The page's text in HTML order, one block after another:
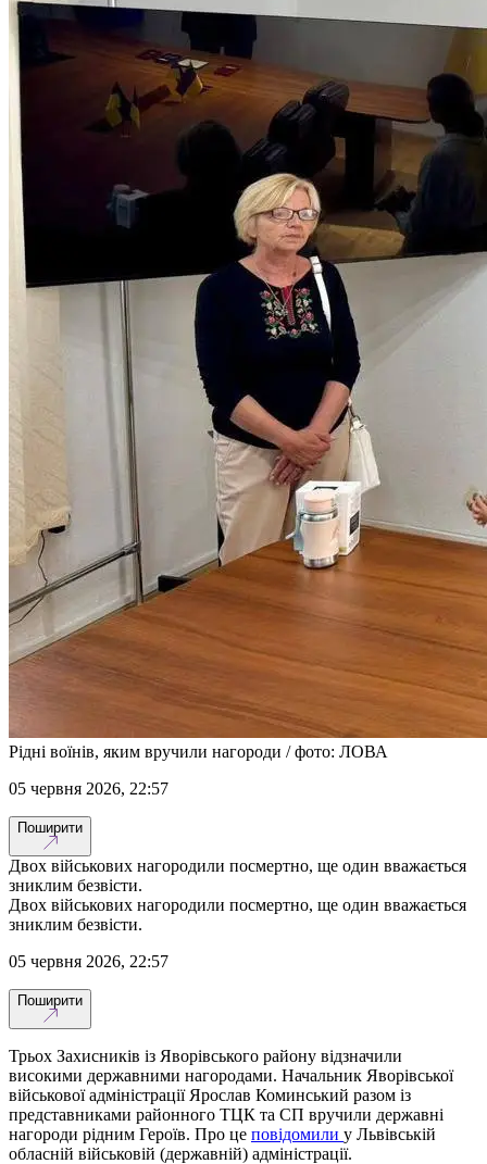
Рідні воїнів, яким вручили нагороди / фото: ЛОВА
05 червня 2026, 22:57
Поширити
Двох військових нагородили посмертно, ще один вважається
зниклим безвісти.
Двох військових нагородили посмертно, ще один вважається
зниклим безвісти.
05 червня 2026, 22:57
Поширити
Трьох Захисників із Яворівського району відзначили
високими державними нагородами. Начальник Яворівської
військової адміністрації Ярослав Коминський разом із
представниками районного ТЦК та СП вручили державні
нагороди рідним Героїв. Про це повідомили у Львівській
обласній військовій (державній) адміністрації.